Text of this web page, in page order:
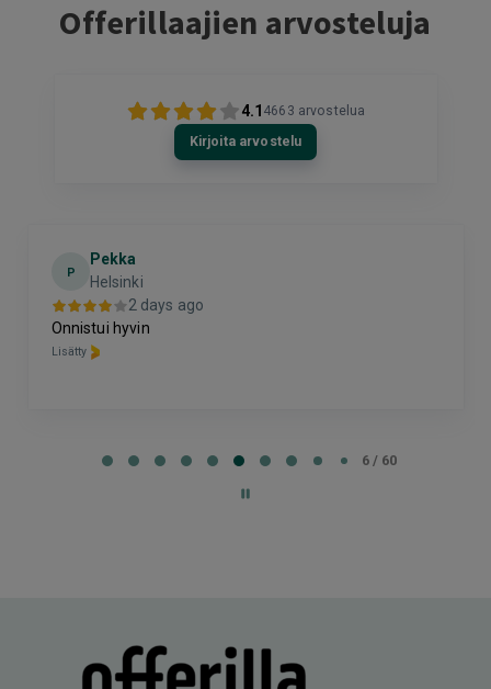
Offerillaajien arvosteluja
4.1 4663 arvostelua
Kirjoita arvostelu
P
Pekka
Helsinki
2 days ago
Onnistui hyvin
Lisätty
6 / 60